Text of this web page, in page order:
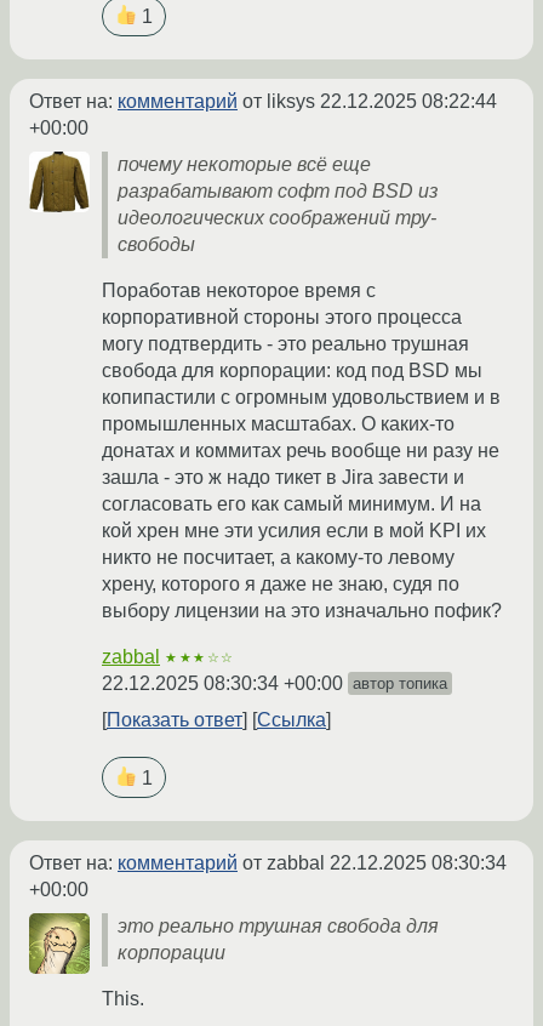
1
Ответ на: комментарий от liksys 22.12.2025 08:22:44
+00:00
почему некоторые всё еще
разрабатывают софт под BSD из
идеологических соображений тру-
свободы
Поработав некоторое время с
корпоративной стороны этого процесса
могу подтвердить - это реально трушная
свобода для корпорации: код под BSD мы
копипастили с огромным удовольствием и в
промышленных масштабах. О каких-то
донатах и коммитах речь вообще ни разу не
зашла - это ж надо тикет в Jira завести и
согласовать его как самый минимум. И на
кой хрен мне эти усилия если в мой KPI их
никто не посчитает, а какому-то левому
хрену, которого я даже не знаю, судя по
выбору лицензии на это изначально пофик?
zabbal ★★★☆☆
22.12.2025 08:30:34 +00:00 автор топика
Показать ответ Ссылка
1
Ответ на: комментарий от zabbal 22.12.2025 08:30:34
+00:00
это реально трушная свобода для
корпорации
This.